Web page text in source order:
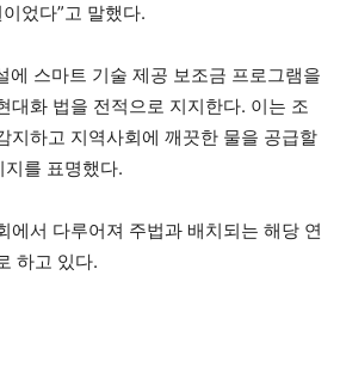
었다”고 말했다.
에 스마트 기술 제공 보조금 프로그램을
대화 법을 전적으로 지지한다. 이는 조
지하고 지역사회에 깨끗한 물을 공급할
지를 표명했다.
에서 다루어져 주법과 배치되는 해당 연
하고 있다.